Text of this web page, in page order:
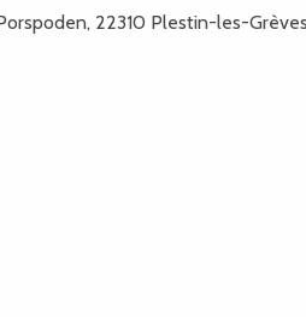
22310 Plestin-les-Grèves